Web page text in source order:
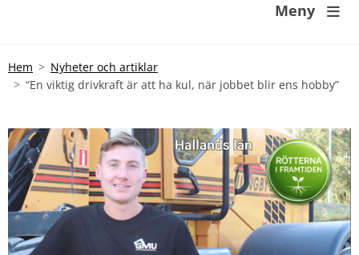
Meny 
Hem
Nyheter och artiklar
“En viktig drivkraft är att ha kul, när jobbet blir ens hobby”